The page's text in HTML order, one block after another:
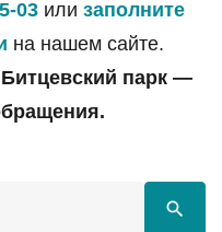
03 или заполните
на нашем сайте.
парк —
search